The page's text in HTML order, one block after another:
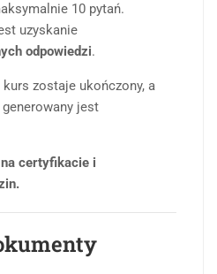
10 pytań.
uzyskanie
odpowiedzi.
zostaje ukończony, a
jest
certyfikacie i